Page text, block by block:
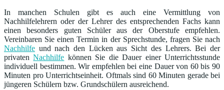
In manchen Schulen gibt es auch eine Vermittlung von
Nachhilfelehrern oder der Lehrer des entsprechenden Fachs kann
einen besonders guten Schüler aus der Oberstufe empfehlen.
Vereinbaren Sie einen Termin in der Sprechstunde, fragen Sie nach
Nachhilfe und nach den Lücken aus Sicht des Lehrers. Bei der
privatenNachhilfe können Sie die Dauer einer Unterrichtsstunde
individuell bestimmen. Wir empfehlen bei eine Dauer von 60 bis 90
Minuten pro Unterrichtseinheit. Oftmals sind 60 Minuten gerade bei
jüngeren Schülern bzw. Grundschülern ausreichend.